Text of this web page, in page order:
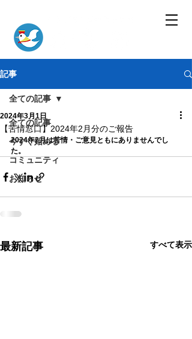
記事
全ての記事
今すぐ始める
コミュニティ
お知らせ
全ての記事
【苦情窓口】2024年2月分のご報告
2024年3月1日
2024年2月は苦情・ご意見ともにありませんでし
た。
最新記事 すべて表示